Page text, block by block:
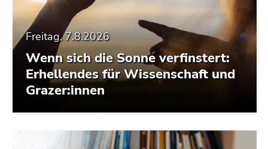
Freitag, 7.8.2026
Wenn sich die Sonne verfinstert:
Erhellendes für Wissenschaft und
Grazer:innen